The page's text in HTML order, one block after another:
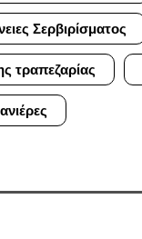
Σερβιρίσματος
τραπεζαρίας